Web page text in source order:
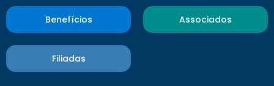
Benefícios Associados
Filiadas